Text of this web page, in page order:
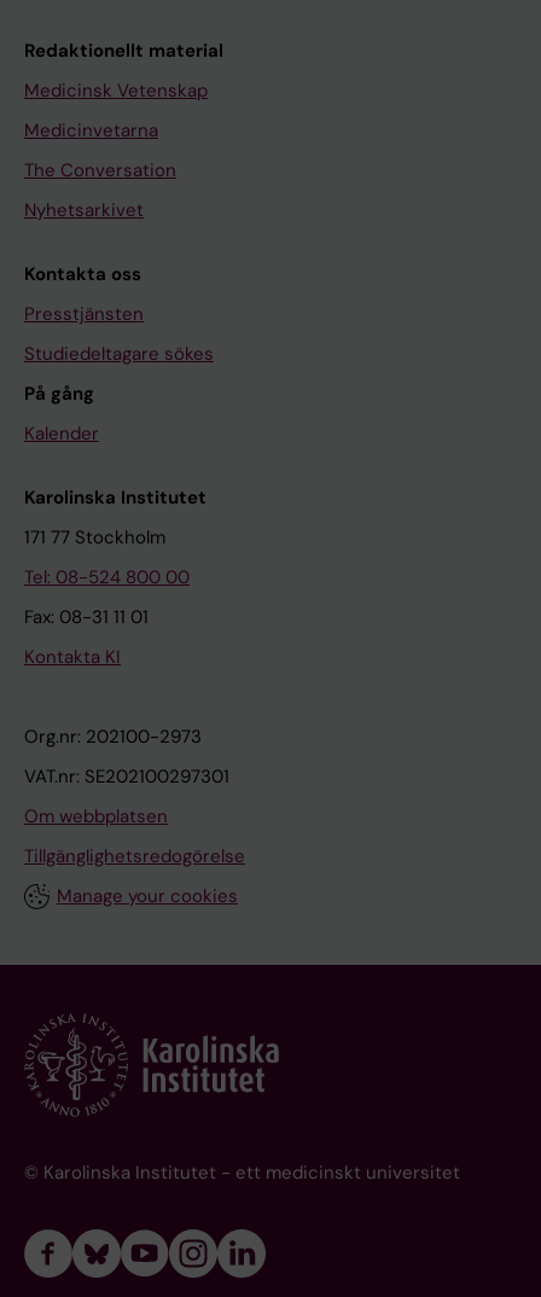
Redaktionellt material
Medicinsk Vetenskap
Medicinvetarna
The Conversation
Nyhetsarkivet
Kontakta oss
Presstjänsten
Studiedeltagare sökes
På gång
Kalender
Karolinska Institutet
171 77 Stockholm
Tel: 08-524 800 00
Fax: 08-31 11 01
Kontakta KI
Org.nr: 202100-2973
VAT.nr: SE202100297301
Om webbplatsen
Tillgänglighetsredogörelse
Manage your cookies
© Karolinska Institutet - ett medicinskt universitet